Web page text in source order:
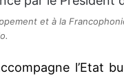
et à la
l’Etat